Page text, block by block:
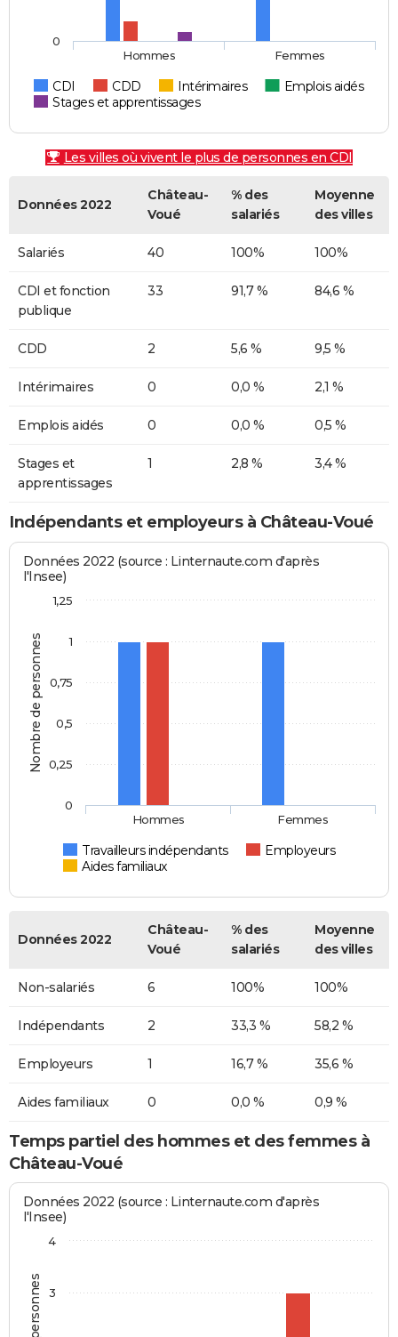
CDI CDD Intérimaires
Emplois aidés
Stages et apprentissages
Hommes Femmes
0
Les villes où vivent le plus de personnes en CDI
Données 2022
Château-
Voué
% des
salariés
Moyenne
des villes
Salariés 40 100% 100%
CDI et fonction
publique
33 91,7 % 84,6 %
CDD 2 5,6 % 9,5 %
Intérimaires 0 0,0 % 2,1 %
Emplois aidés 0 0,0 % 0,5 %
Stages et
apprentissages
1 2,8 % 3,4 %
Indépendants et employeurs à Château-Voué
Nombre de personnes
Données 2022 (source : Linternaute.com d'après
l'Insee)
Travailleurs indépendants
Employeurs
Aides familiaux
Hommes Femmes
0
0,25
0,5
0,75
1
1,25
Données 2022
Château-
Voué
% des
salariés
Moyenne
des villes
Non-salariés 6 100% 100%
Indépendants 2 33,3 % 58,2 %
Employeurs 1 16,7 % 35,6 %
Aides familiaux 0 0,0 % 0,9 %
Temps partiel des hommes et des femmes à
Château-Voué
Données 2022 (source : Linternaute.com d'après
l'Insee)
3
4